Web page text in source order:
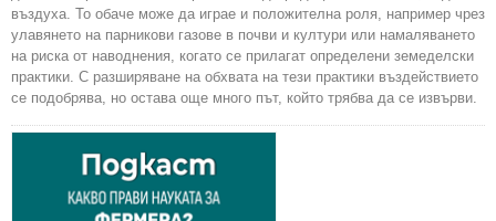
въздуха. То обаче може да играе и положителна роля, например чрез
улавянето на парникови газове в почви и култури или намаляването
на риска от наводнения, когато се прилагат определени земеделски
практики. С разширяване на обхвата на тези практики въздействието
се подобрява, но остава още много път, който трябва да се извърви.